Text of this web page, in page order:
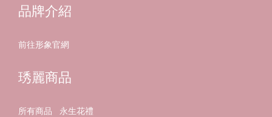
品牌介紹
前往形象官網
琇麗商品
所有商品
永生花禮